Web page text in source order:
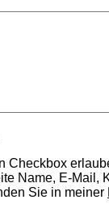
Checkbox
Name, E-Mail,
Sie in meiner